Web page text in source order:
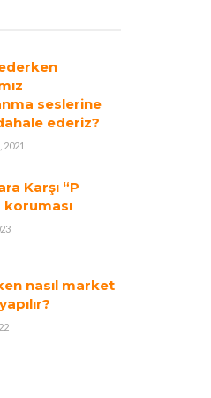
seslerine
ederiz?
2021
Karşı “P
nasıl market